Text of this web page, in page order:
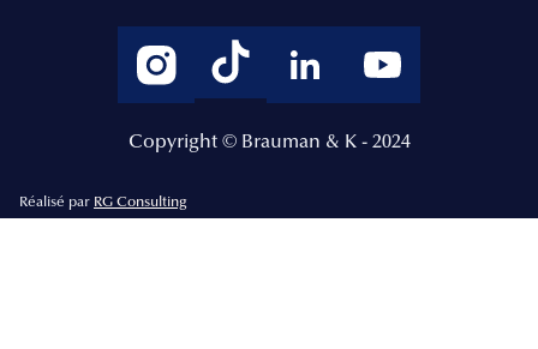
Copyright © Brauman & K - 2024
Réalisé par RG Consulting